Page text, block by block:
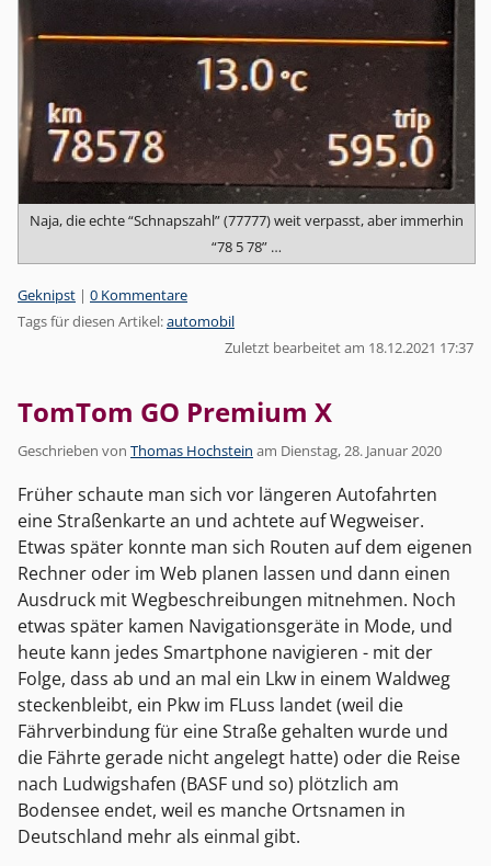
Naja, die echte “Schnapszahl” (77777) weit verpasst, aber immerhin
“78 5 78” …
Kategorien:
Geknipst | 0 Kommentare
Tags für diesen Artikel:automobil
Zuletzt bearbeitet am 18.12.2021 17:37
TomTom GO Premium X
Geschrieben von Thomas Hochstein am Dienstag, 28. Januar 2020
Früher schaute man sich vor längeren Autofahrten
eine Straßenkarte an und achtete auf Wegweiser.
Etwas später konnte man sich Routen auf dem eigenen
Rechner oder im Web planen lassen und dann einen
Ausdruck mit Wegbeschreibungen mitnehmen. Noch
etwas später kamen Navigationsgeräte in Mode, und
heute kann jedes Smartphone navigieren - mit der
Folge, dass ab und an mal ein Lkw in einem Waldweg
steckenbleibt, ein Pkw im FLuss landet (weil die
Fährverbindung für eine Straße gehalten wurde und
die Fährte gerade nicht angelegt hatte) oder die Reise
nach Ludwigshafen (BASF und so) plötzlich am
Bodensee endet, weil es manche Ortsnamen in
Deutschland mehr als einmal gibt.